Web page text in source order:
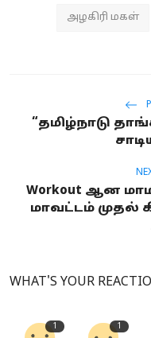
அழகிரி மகள்
“தமிழ்நாடு
Workout ஆன
மாவட்டம் முதல்
WHAT'S YOUR
1 1